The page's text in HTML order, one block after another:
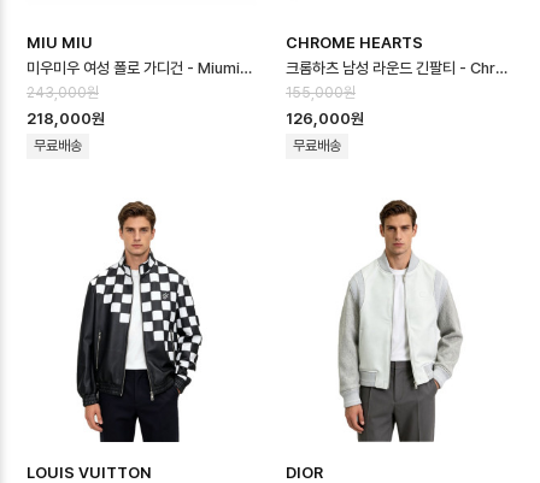
MIU MIU
미우미우 여성 폴로 가디건 - Miumiu Womens Polo Cardigan - mic…
243,000원
218,000원
무료배송
CHROME HEARTS
크롬하츠 남성 라운드 긴팔티 - Chrome Hearts Mens Round Tshirt …
155,000원
126,000원
무료배송
LOUIS VUITTON
DIOR